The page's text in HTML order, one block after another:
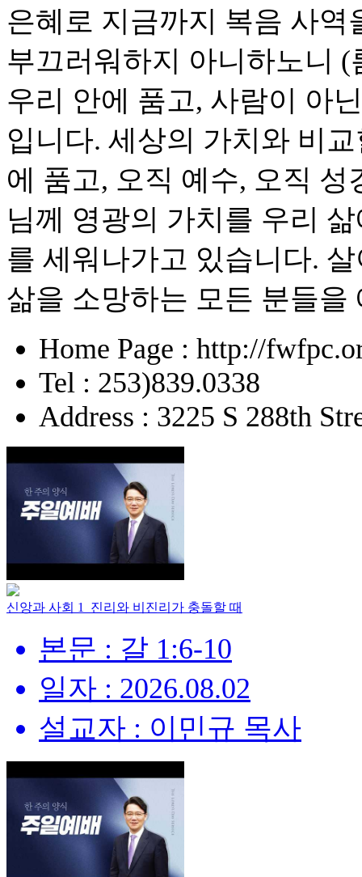
은혜로 지금까지 복음 사
부끄러워하지 아니하노니
우리 안에 품고, 사람이 아
입니다. 세상의 가치와 비
에 품고, 오직 예수, 오직
님께 영광의 가치를 우리
를 세워나가고 있습니다.
삶을 소망하는 모든 분들
Home Page : http://
Tel : 253)839.0338
Address : 3225 S 288th
신앙과 사회 1_진리와 비진리가 충돌할 때
본문 : 갈 1:6-10
일자 : 2026.08.02
설교자 : 이민규 목사